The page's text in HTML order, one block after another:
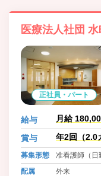
医療法人社団
正社員・パート
給与 月給
賞与 年2回（2.0
募集形態
准看護師（日
配属
外来